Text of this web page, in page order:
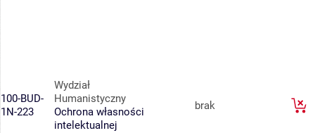
100-BUD-
1N-223
Wydział
Humanistyczny
Ochrona własności
intelektualnej
brak